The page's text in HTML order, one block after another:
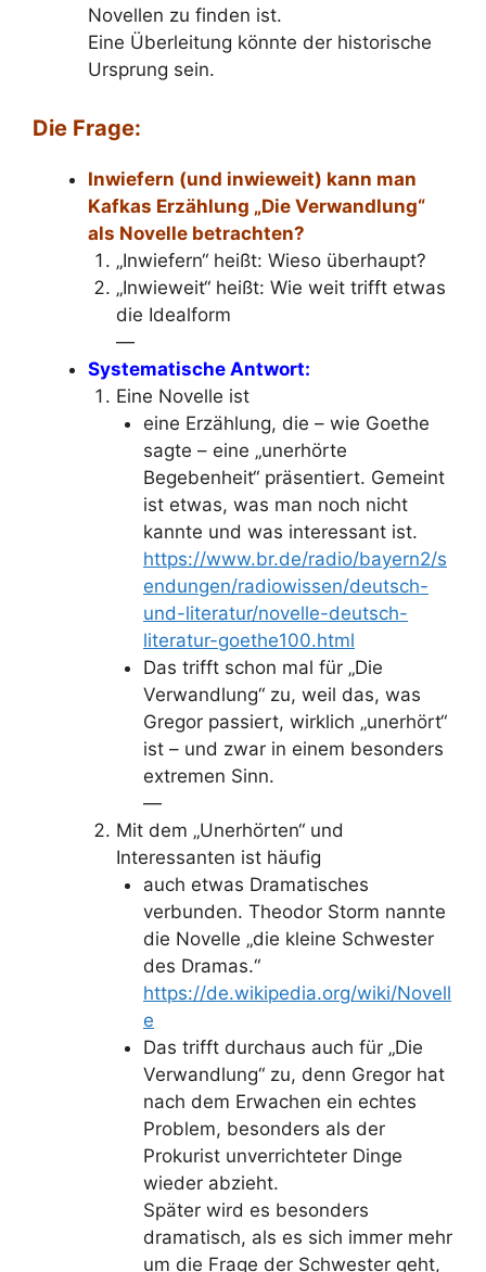
Novellen zu finden ist.
Eine Überleitung könnte der historische
Ursprung sein.
Die Frage:
Inwiefern (und inwieweit) kann man
Kafkas Erzählung „Die Verwandlung“
als Novelle betrachten?
„Inwiefern“ heißt: Wieso überhaupt?
„Inwieweit“ heißt: Wie weit trifft etwas
die Idealform
—
Systematische Antwort:
Eine Novelle ist
eine Erzählung, die – wie Goethe
sagte – eine „unerhörte
Begebenheit“ präsentiert. Gemeint
ist etwas, was man noch nicht
kannte und was interessant ist.
https://www.br.de/radio/bayern2/s
endungen/radiowissen/deutsch-
und-literatur/novelle-deutsch-
literatur-goethe100.html
Das trifft schon mal für „Die
Verwandlung“ zu, weil das, was
Gregor passiert, wirklich „unerhört“
ist – und zwar in einem besonders
extremen Sinn.
—
Mit dem „Unerhörten“ und
Interessanten ist häufig
auch etwas Dramatisches
verbunden. Theodor Storm nannte
die Novelle „die kleine Schwester
des Dramas.“
https://de.wikipedia.org/wiki/Novell
e
Das trifft durchaus auch für „Die
Verwandlung“ zu, denn Gregor hat
nach dem Erwachen ein echtes
Problem, besonders als der
Prokurist unverrichteter Dinge
wieder abzieht.
Später wird es besonders
dramatisch, als es sich immer mehr
um die Frage der Schwester geht,